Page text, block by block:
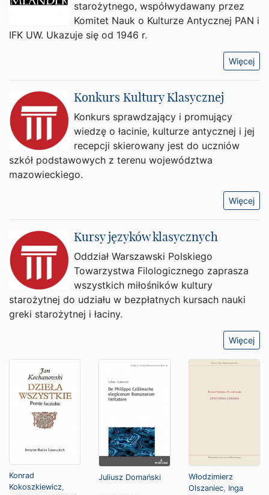
Konrad
Kokoszkiewicz,
Juliusz Domański
Włodzimierz
Olszaniec, Inga
starożytnego, współwydawany przez
Komitet Nauk o Kulturze Antycznej PAN i
IFK UW. Ukazuje się od 1946 r.
Więcej
Konkurs Kultury Klasycznej
Konkurs sprawdzający i promujący
wiedzę o łacinie, kulturze antycznej i jej
recepcji skierowany jest do uczniów
szkół podstawowych z terenu województwa
mazowieckiego.
Więcej
Kursy języków klasycznych
Oddział Warszawski Polskiego
Towarzystwa Filologicznego zaprasza
wszystkich miłośników kultury
starożytnej do udziału w bezpłatnych kursach nauki
greki starożytnej i łaciny.
Więcej